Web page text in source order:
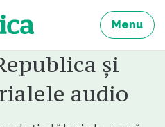
Menu
și
audio